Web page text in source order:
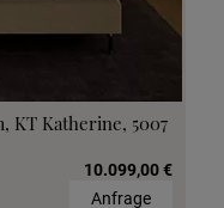
KT Katherine, 5007
10.099,00 €
Anfrage